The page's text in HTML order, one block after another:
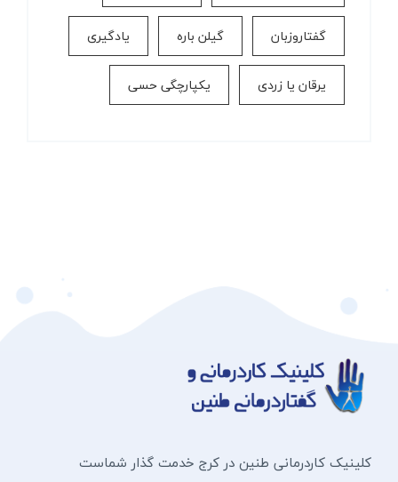
گفتاروزبان گیلن باره یادگیری
یرقان یا زردی یکپارچگی حسی
کلینیک کاردرمانی طنین در کرج خدمت گذار شماست